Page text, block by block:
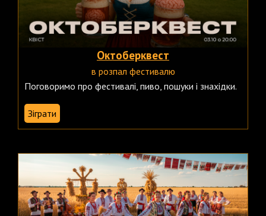
Октоберквест
в розпал фестивалю
Поговоримо про фестивалі, пиво, пошуки і знахідки.
Зіграти